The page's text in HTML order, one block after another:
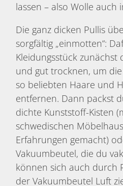
lassen – also Wolle auch
Die ganz dicken Pullis
sorgfältig „einmotten“:
Kleidungsstück zunächst
und gut trocknen, um
so beliebten Haare und
entfernen. Dann packst
dichte Kunststoff-Kisten
schwedischen
Erfahrungen gemacht)
Vakuumbeutel, die du
können sich auch durch
der Vakuumbeutel Luft